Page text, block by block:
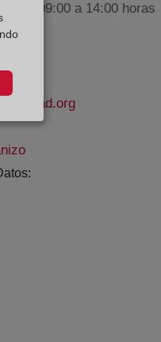
de 09:00 a 14:00 horas